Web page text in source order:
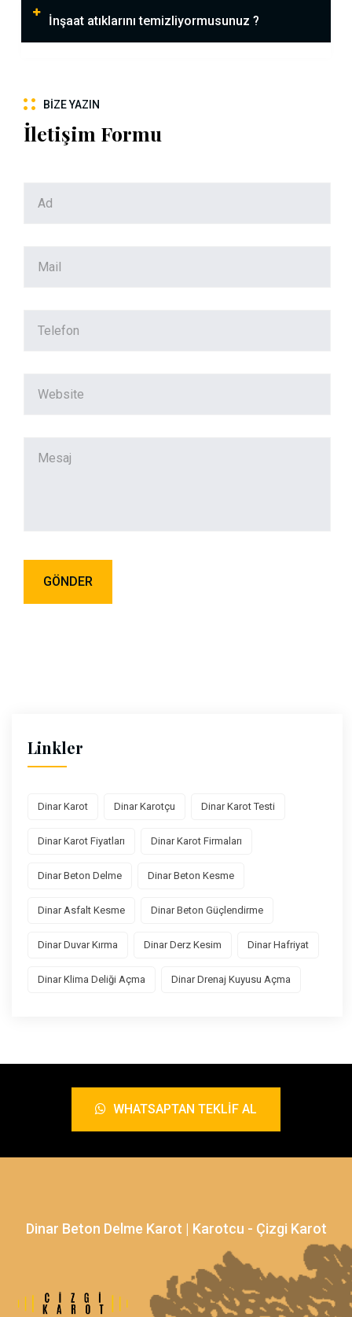
İnşaat atıklarını temizliyormusunuz ?
BIZE YAZIN
İletişim Formu
Linkler
Dinar Karot Dinar Karotçu Dinar Karot Testi
Dinar Karot Fiyatları Dinar Karot Firmaları
Dinar Beton Delme Dinar Beton Kesme
Dinar Asfalt Kesme Dinar Beton Güçlendirme
Dinar Duvar Kırma Dinar Derz Kesim Dinar Hafriyat
Dinar Klima Deliği Açma Dinar Drenaj Kuyusu Açma
WHATSAPTAN TEKLIF AL
Dinar Beton Delme Karot | Karotcu - Çizgi Karot